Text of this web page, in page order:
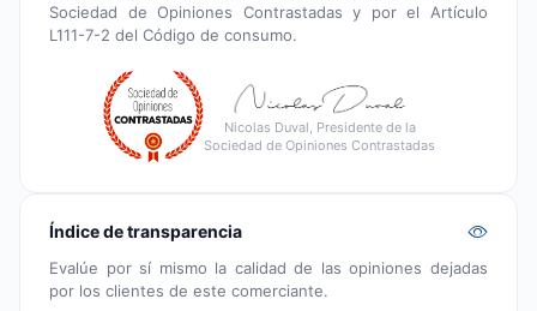
Sociedad de Opiniones Contrastadas y por el Artículo
L111-7-2 del Código de consumo.
Nicolas Duval, Presidente de la
Sociedad de Opiniones Contrastadas
Índice de transparencia
Evalúe por sí mismo la calidad de las opiniones dejadas
por los clientes de este comerciante.